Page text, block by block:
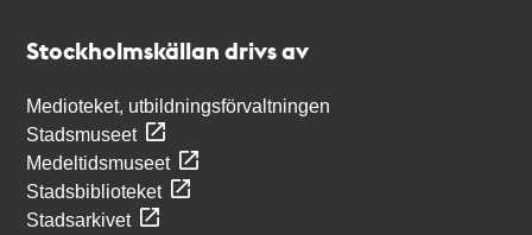
Stockholmskällan drivs av
Medioteket, utbildningsförvaltningen
Stadsmuseet
Medeltidsmuseet
Stadsbiblioteket
Stadsarkivet